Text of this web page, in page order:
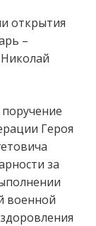
открытия
–
Героя
за
военной